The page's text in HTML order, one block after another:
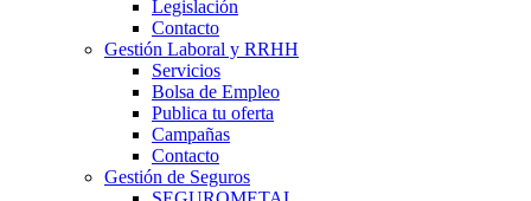
Legislación
Contacto
Gestión Laboral y RRHH
Servicios
Bolsa de Empleo
Publica tu oferta
Campañas
Contacto
Gestión de Seguros